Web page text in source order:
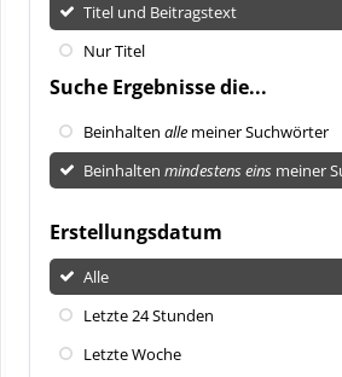
Titel und Beitragstext
Nur Titel
Suche Ergebnisse die...
Beinhalten alle meiner Suchwörter
Beinhalten mindestens eins meiner
Erstellungsdatum
Alle
Letzte 24 Stunden
Letzte Woche